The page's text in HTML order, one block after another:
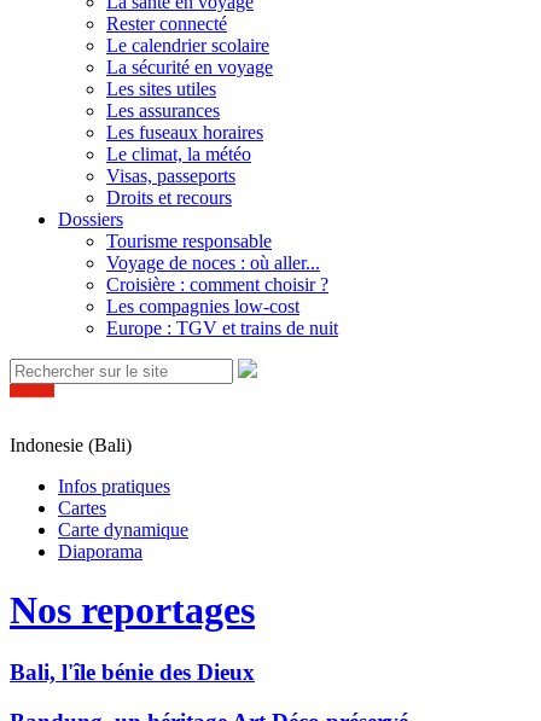
Rester connecté
Le calendrier scolaire
La sécurité en voyage
Les sites utiles
Les assurances
Les fuseaux horaires
Le climat, la météo
Visas, passeports
Droits et recours
Dossiers
Tourisme responsable
Voyage de noces : où aller...
Croisière : comment choisir ?
Les compagnies low-cost
Europe : TGV et trains de nuit
Indonesie (Bali)
Infos pratiques
Cartes
Carte dynamique
Diaporama
Nos reportages
Bali, l'île bénie des Dieux